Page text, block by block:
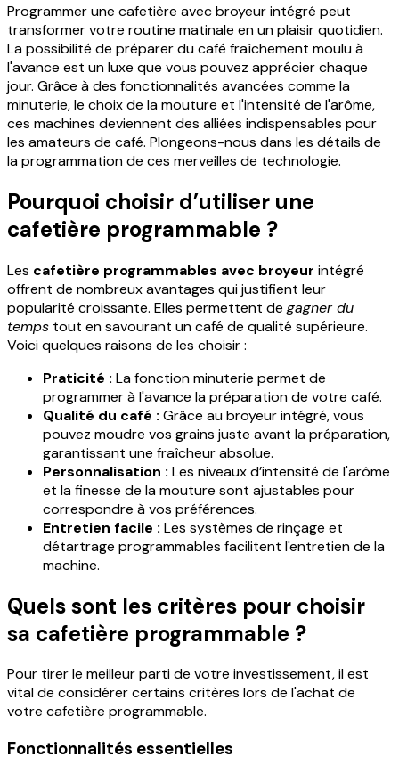
Programmer une cafetière avec broyeur intégré peut
transformer votre routine matinale en un plaisir quotidien.
La possibilité de préparer du café fraîchement moulu à
l'avance est un luxe que vous pouvez apprécier chaque
jour. Grâce à des fonctionnalités avancées comme la
minuterie, le choix de la mouture et l'intensité de l'arôme,
ces machines deviennent des alliées indispensables pour
les amateurs de café. Plongeons-nous dans les détails de
la programmation de ces merveilles de technologie.
Pourquoi choisir d’utiliser une
cafetière programmable ?
Les cafetière programmables avec broyeur intégré
offrent de nombreux avantages qui justifient leur
popularité croissante. Elles permettent de gagner du
temps tout en savourant un café de qualité supérieure.
Voici quelques raisons de les choisir :
Praticité : La fonction minuterie permet de
programmer à l'avance la préparation de votre café.
Qualité du café : Grâce au broyeur intégré, vous
pouvez moudre vos grains juste avant la préparation,
garantissant une fraîcheur absolue.
Personnalisation : Les niveaux d’intensité de l'arôme
et la finesse de la mouture sont ajustables pour
correspondre à vos préférences.
Entretien facile : Les systèmes de rinçage et
détartrage programmables facilitent l'entretien de la
machine.
Quels sont les critères pour choisir
sa cafetière programmable ?
Pour tirer le meilleur parti de votre investissement, il est
vital de considérer certains critères lors de l'achat de
votre cafetière programmable.
Fonctionnalités essentielles